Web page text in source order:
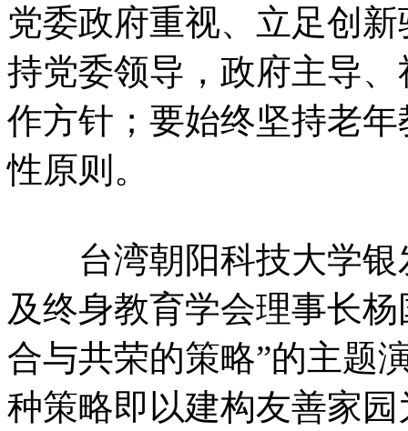
党委政府重视、立足创
持党委领导，政府主导
作方针；要始终坚持老
性原则。
台湾朝阳科技大学银
及终身教育学会理事长
合与共荣的策略”的主题
种策略即以建构友善家